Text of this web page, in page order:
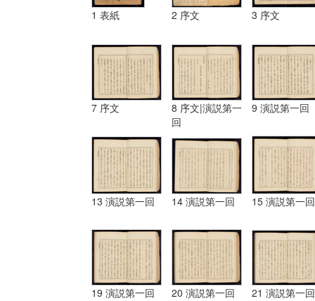
1 表紙 2 序文 3 序文
7 序文
8 序文|演説第一
回
9 演説第一回
13 演説第一回 14 演説第一回 15 演説第一回
19 演説第一回 20 演説第一回 21 演説第一回